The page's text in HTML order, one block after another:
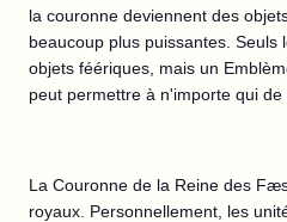
la couronne deviennent des
beaucoup plus puissantes.
objets féériques, mais un
peut permettre à n'importe qui
La Couronne de la Reine des
royaux. Personnellement, les